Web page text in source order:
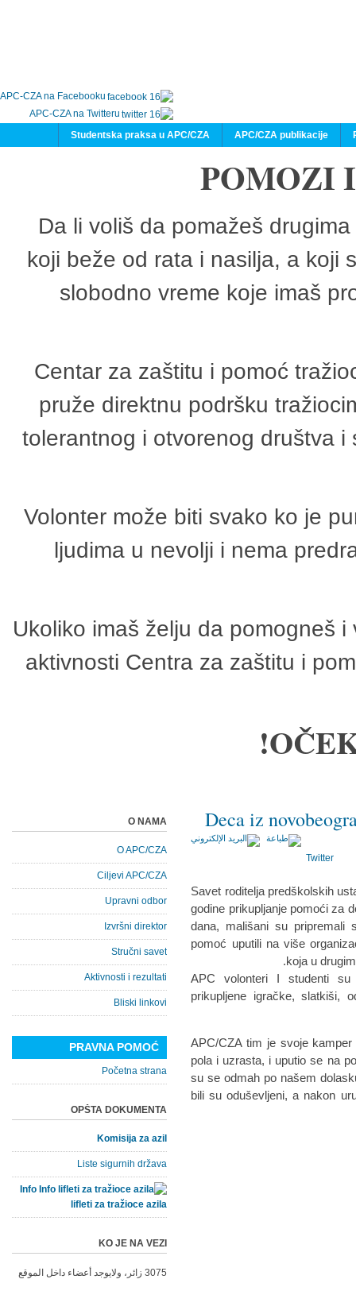
APC-CZA na Facebooku
APC-CZA na Twitteru
APC/CZA publikacije
Studentska praksa u APC/CZA
POMOZI
Da li voliš da pomažeš
koji beže od rata i nasilja, a koji
slobodno vreme koje imaš
Centar za zaštitu i pomoć
pruže direktnu podršku
tolerantnog i otvorenog društva
Volonter može biti svako ko je
ljudima u nevolji i nema
Ukoliko imaš želju da pomogneš
aktivnosti Centra za zaštitu i
Deca iz
Twitter
Savet roditelja predškolskih
godine prikupljanje pomoći za
dana, mališani su pripremali
pomoć uputili na više
koja u
APC volonteri I studenti
prikupljene igračke, slatkiši,
APC/CZA tim je svoje
pola i uzrasta, i uputio se na
su se odmah po našem
bili su oduševljeni, a nakon
O NAMA
O APC/CZA
Ciljevi APC/CZA
Upravni odbor
Izvršni direktor
Stručni savet
Aktivnosti i rezultati
Bliski linkovi
PRAVNA POMOĆ
Početna strana
OPŠTA DOKUMENTA
Komisija za azil
Liste sigurnih država
Info
lifleti za tražioce azila
KO JE NA VEZI
3075 زائر، ولايوجد أعضاء داخل الموقع